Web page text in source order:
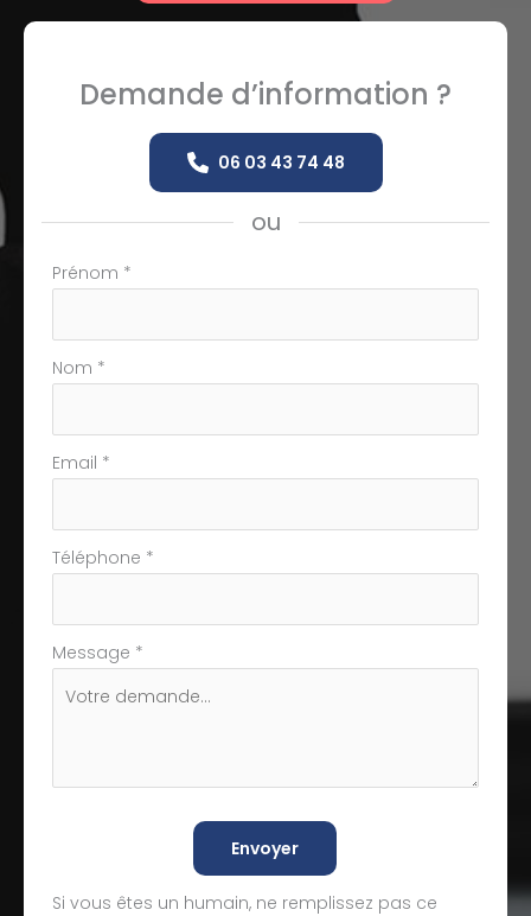
Demande d’information ?
06 03 43 74 48
ou
Formulaire
téléphone
Prénom *
Nom *
Email *
Téléphone *
Message *
Envoyer
Si vous êtes un humain, ne remplissez pas ce